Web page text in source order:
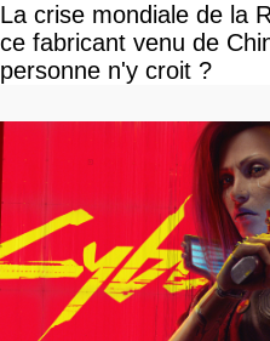
La crise mondiale de la
ce fabricant venu de
personne n'y croit ?